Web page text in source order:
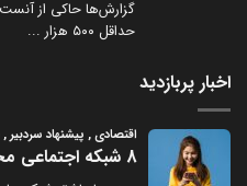
گزارش‌ها حاکی از
حداقل ۵۰۰ هزار
...
اخبار پربازدید